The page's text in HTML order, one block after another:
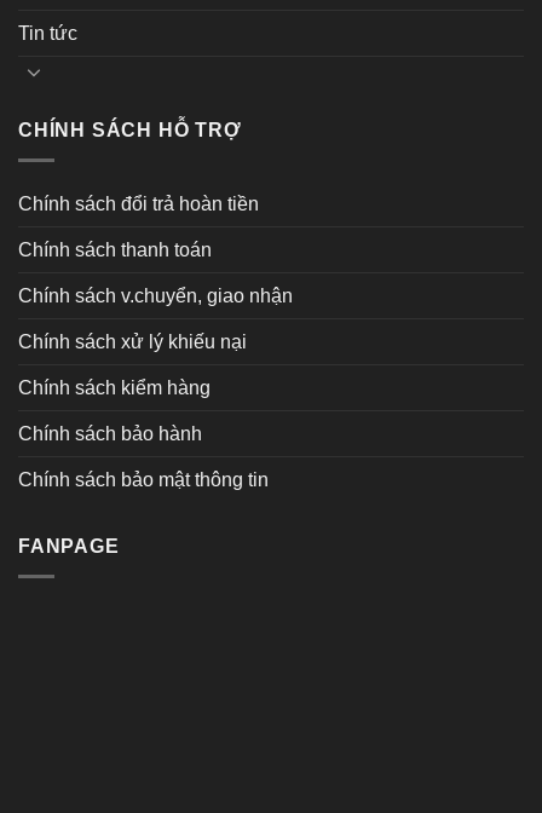
Tin tức
CHÍNH SÁCH HỖ TRỢ
Chính sách đổi trả hoàn tiền
Chính sách thanh toán
Chính sách v.chuyển, giao nhận
Chính sách xử lý khiếu nại
Chính sách kiểm hàng
Chính sách bảo hành
Chính sách bảo mật thông tin
FANPAGE